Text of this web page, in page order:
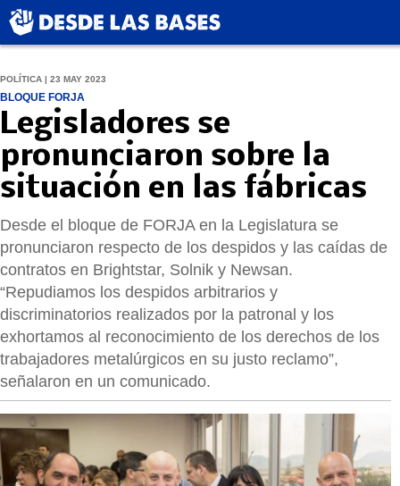
POLÍTICA | 23 MAY 2023
BLOQUE FORJA
Legisladores se
pronunciaron sobre la
situación en las fábricas
Desde el bloque de FORJA en la Legislatura se
pronunciaron respecto de los despidos y las caídas de
contratos en Brightstar, Solnik y Newsan.
“Repudiamos los despidos arbitrarios y
discriminatorios realizados por la patronal y los
exhortamos al reconocimiento de los derechos de los
trabajadores metalúrgicos en su justo reclamo”,
señalaron en un comunicado.